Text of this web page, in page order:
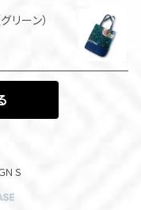
ーン）
ＮＳ